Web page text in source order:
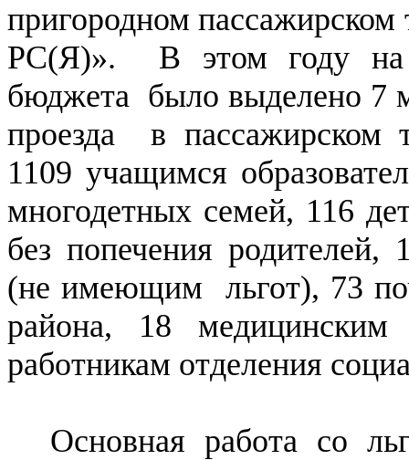
пригородном
РС(Я)». В этом году на
бюджета было выделено 7
проезда в пассажирском
1109 учащимся
многодетных семей, 116
без попечения
(не имеющим льгот), 73
района, 18
работникам отделения
Основная работа со